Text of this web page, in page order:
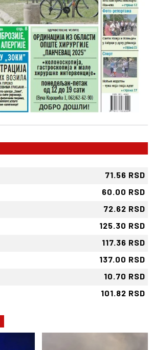
71.56 RSD
60.00 RSD
72.62 RSD
125.30 RSD
117.36 RSD
137.00 RSD
10.70 RSD
101.82 RSD